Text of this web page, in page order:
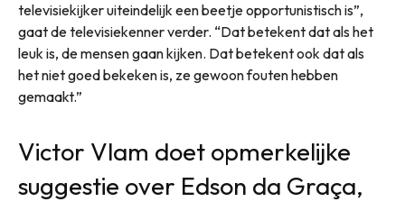
televisiekijker uiteindelijk een beetje opportunistisch is”,
gaat de televisiekenner verder. “Dat betekent dat als het
leuk is, de mensen gaan kijken. Dat betekent ook dat als
het niet goed bekeken is, ze gewoon fouten hebben
gemaakt.”
Victor Vlam doet opmerkelijke
suggestie over Edson da Graça,